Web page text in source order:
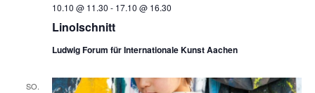
Linolschnitt
10.10 @ 11.30 - 17.10 @ 16.30
Ludwig Forum für Internationale Kunst Aachen
SO.